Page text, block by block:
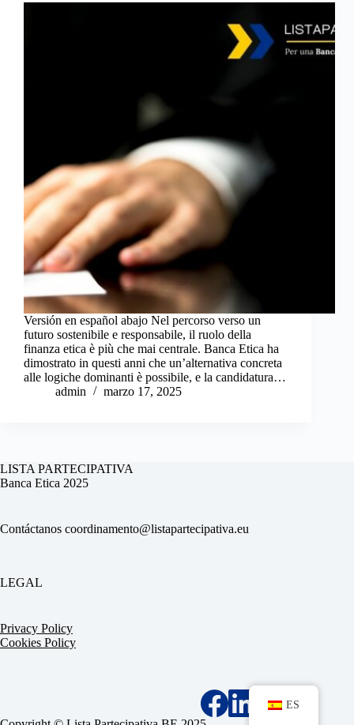
Versión en español abajo Nel percorso verso un
futuro sostenibile e responsabile, il ruolo della
finanza etica è più che mai centrale. Banca Etica ha
dimostrato in questi anni che un’alternativa concreta
alle logiche dominanti è possibile, e la candidatura…
admin
marzo 17, 2025
LISTA PARTECIPATIVA
Banca Etica 2025
Contáctanos coordinamento@listapartecipativa.eu
LEGAL
Privacy Policy
Cookies Policy
ES